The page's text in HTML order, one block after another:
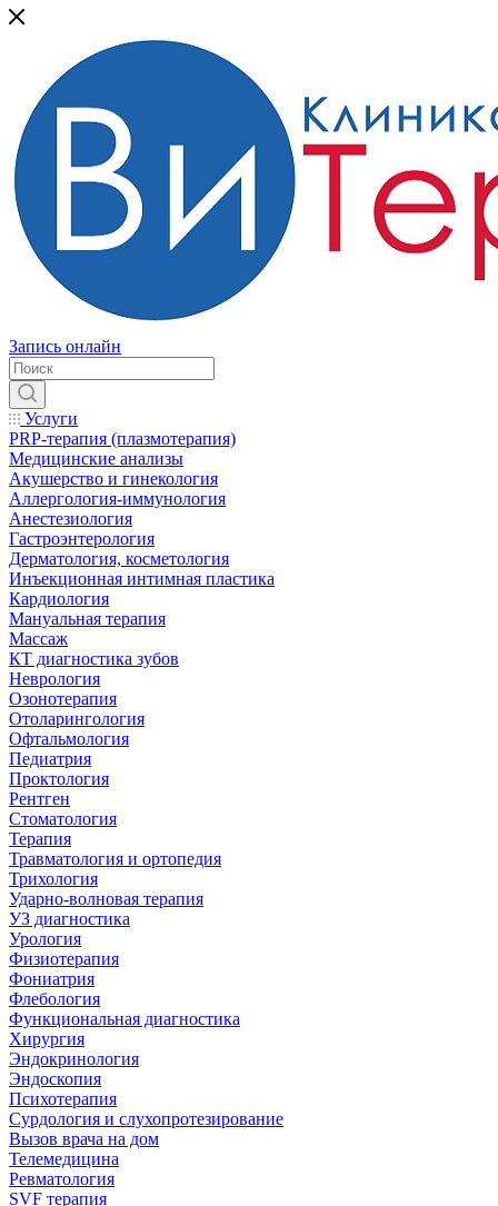
Запись онлайн
Услуги
PRP-терапия (плазмотерапия)
Медицинские анализы
Акушерство и гинекология
Аллергология-иммунология
Анестезиология
Гастроэнтерология
Дерматология, косметология
Инъекционная интимная пластика
Кардиология
Мануальная терапия
Массаж
КТ диагностика зубов
Неврология
Озонотерапия
Отоларингология
Офтальмология
Педиатрия
Проктология
Рентген
Стоматология
Терапия
Травматология и ортопедия
Трихология
Ударно-волновая терапия
УЗ диагностика
Урология
Физиотерапия
Фониатрия
Флебология
Функциональная диагностика
Хирургия
Эндокринология
Эндоскопия
Психотерапия
Сурдология и слухопротезирование
Вызов врача на дом
Телемедицина
Ревматология
SVF терапия